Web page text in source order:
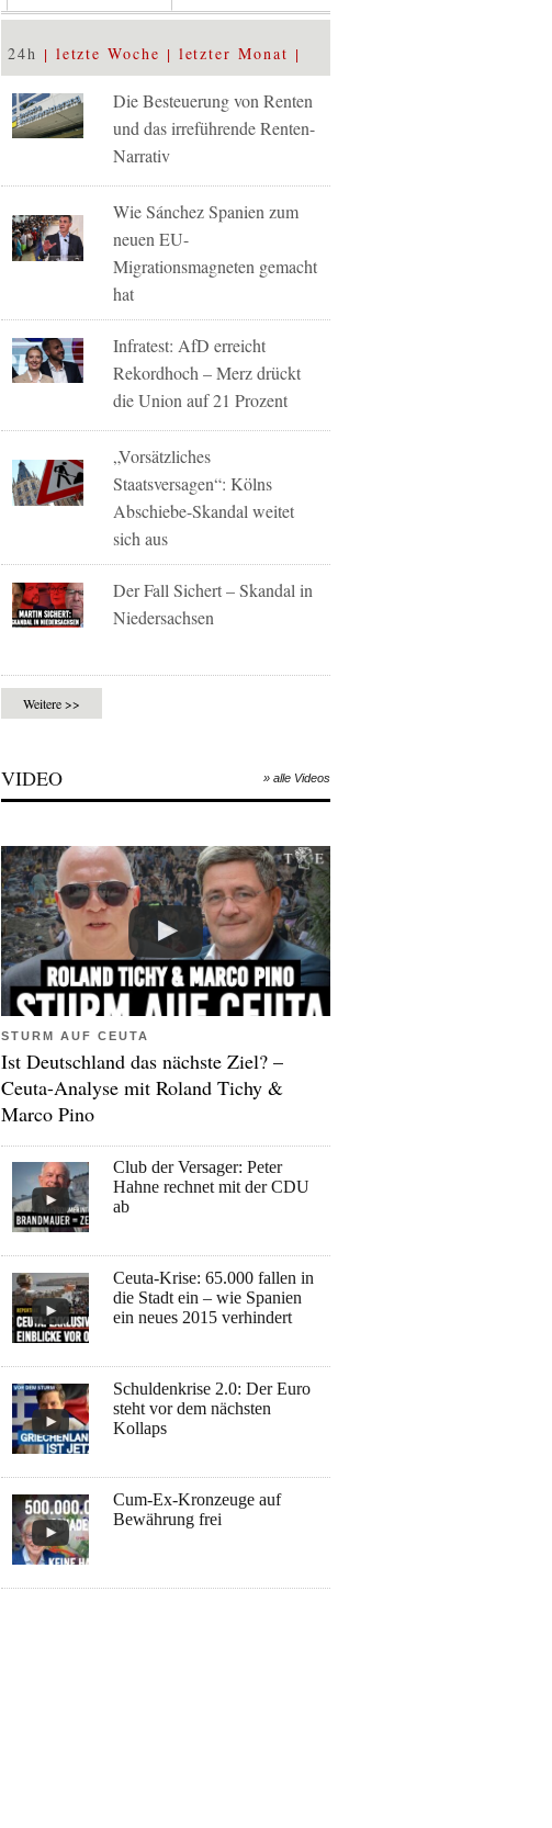
24h letzte Woche letzter Monat
Die Besteuerung von Renten
und das irreführende Renten-
Narrativ
Wie Sánchez Spanien zum
neuen EU-
Migrationsmagneten gemacht
hat
Infratest: AfD erreicht
Rekordhoch – Merz drückt
die Union auf 21 Prozent
„Vorsätzliches
Staatsversagen“: Kölns
Abschiebe-Skandal weitet
sich aus
Der Fall Sichert – Skandal in
Niedersachsen
Weitere >>
VIDEO » alle Videos
STURM AUF CEUTA
Ist Deutschland das nächste Ziel? –
Ceuta-Analyse mit Roland Tichy &
Marco Pino
Club der Versager: Peter
Hahne rechnet mit der CDU
ab
Ceuta-Krise: 65.000 fallen in
die Stadt ein – wie Spanien
ein neues 2015 verhindert
Schuldenkrise 2.0: Der Euro
steht vor dem nächsten
Kollaps
Cum-Ex-Kronzeuge auf
Bewährung frei